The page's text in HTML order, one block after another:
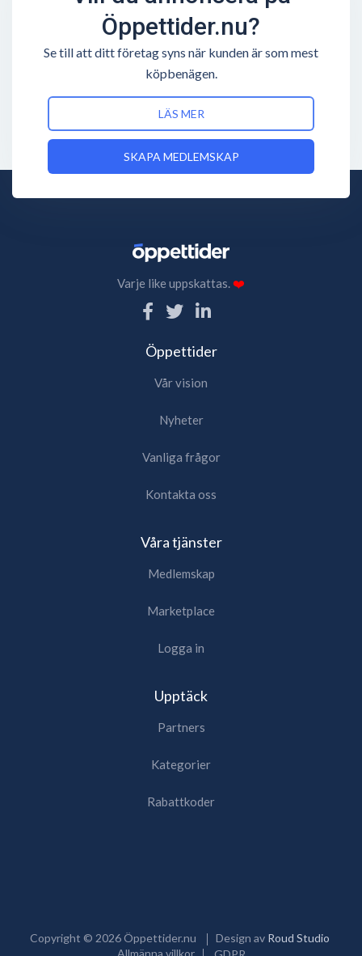
Öppettider.nu?
Se till att ditt företag syns när kunden är som mest
köpbenägen.
LÄS MER
SKAPA MEDLEMSKAP
Varje like uppskattas.❤️
Öppettider
Vår vision
Nyheter
Vanliga frågor
Kontakta oss
Våra tjänster
Medlemskap
Marketplace
Logga in
Upptäck
Partners
Kategorier
Rabattkoder
Copyright © 2026Öppettider.nu Design av Roud Studio